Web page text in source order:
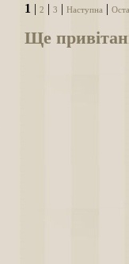
1 2 3 Наступна
Ще